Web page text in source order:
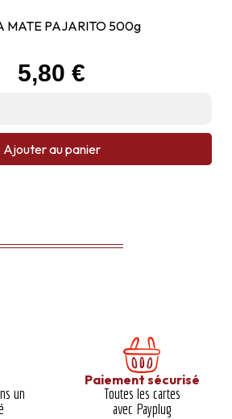
MATE PAJARITO 500g
Prix
5,80 €
Ajouter au panier
un
Paiement sécurisé
Toutes les cartes
avec Payplug